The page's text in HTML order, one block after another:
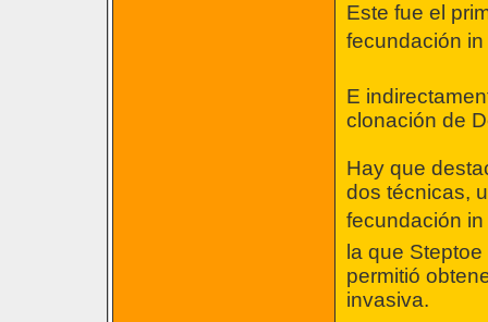
Este fue el
fecundación in
E
clonación de
Hay que
dos técnicas,
fecundación
la que
permitió
invasiva.